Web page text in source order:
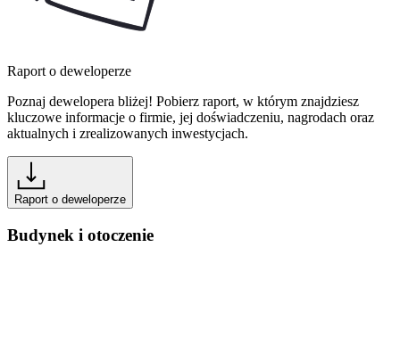
Raport o deweloperze
Poznaj dewelopera bliżej! Pobierz raport, w którym znajdziesz
kluczowe informacje o firmie, jej doświadczeniu, nagrodach oraz
aktualnych i zrealizowanych inwestycjach.
Raport o deweloperze
Budynek i otoczenie